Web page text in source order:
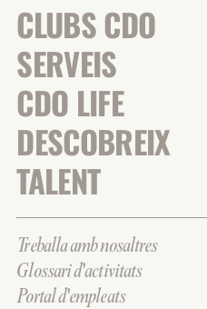
CLUBS CDO
SERVEIS
CDO LIFE
DESCOBREIX
TALENT
Treballa amb nosaltres
Glossari d'activitats
Portal d'empleats